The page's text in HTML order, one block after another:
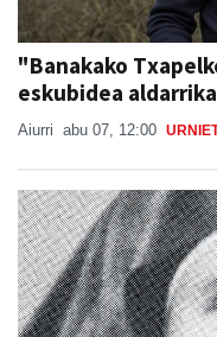
"Banakako
eskubidea
Aiurri abu 07, 12:00